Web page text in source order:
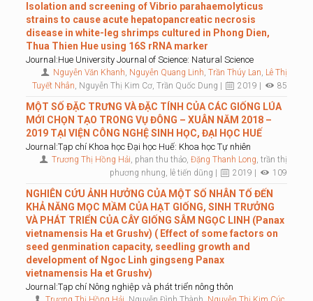
Isolation and screening of Vibrio parahaemolyticus
strains to cause acute hepatopancreatic necrosis
disease in white-leg shrimps cultured in Phong Dien,
Thua Thien Hue using 16S rRNA marker
Journal:Hue University Journal of Science: Natural Science
Nguyễn Văn Khanh, Nguyễn Quang Linh,Trần Thúy Lan, Lê Thị
Tuyết Nhân, Nguyễn Thị Kim Cơ, Trần Quốc Dung | 2019 | 85
MỘT SỐ ĐẶC TRƯNG VÀ ĐẶC TÍNH CỦA CÁC GIỐNG LÚA
MỚI CHỌN TẠO TRONG VỤ ĐÔNG – XUÂN NĂM 2018 –
2019 TẠI VIỆN CÔNG NGHỆ SINH HỌC, ĐẠI HỌC HUẾ
Journal:Tạp chí Khoa học Đại học Huế: Khoa học Tự nhiên
Trương Thị Hồng Hải, phan thu thảo,Đặng Thanh Long, trần thị
phương nhung, lê tiến dũng |
2019 | 109
NGHIÊN CỨU ẢNH HƯỞNG CỦA MỘT SỐ NHÂN TỐ ĐẾN
KHẢ NĂNG MỌC MẦM CỦA HẠT GIỐNG, SINH TRƯỞNG
VÀ PHÁT TRIỂN CỦA CÂY GIỐNG SÂM NGỌC LINH (Panax
vietnamensis Ha et Grushv) ( Effect of some factors on
seed genmination capacity, seedling growth and
development of Ngoc Linh gingseng Panax
vietnamensis Ha et Grushv)
Journal:Tạp chí Nông nghiệp và phát triển nông thôn